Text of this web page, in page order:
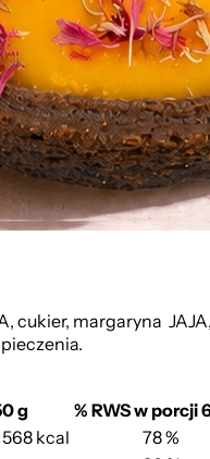
cukier, margaryna
g
% RWS w porcji
kcal
78 %